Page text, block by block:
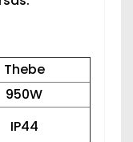
Thebe
950W
IP44